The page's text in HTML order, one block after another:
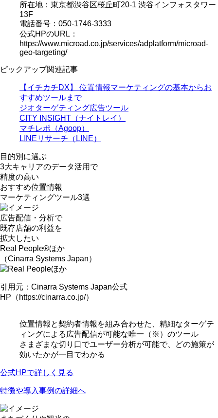
所在地：東京都渋谷区桜丘町20-1 渋谷インフォスタワー
13F
電話番号：050-1746-3333
公式HPのURL：
https://www.microad.co.jp/services/adplatform/microad-
geo-targeting/
ピックアップ関連記事
【イチカチDX】 位置情報マーケティングの基本からお
すすめツールまで
ジオターゲティング広告ツール
CITY INSIGHT（ナイトレイ）
マチレポ（Agoop）
LINEリサーチ（LINE）
目的別に選ぶ
3大キャリアのデータ活用で
精度の高い
おすすめ位置情報
マーケティングツール3選
広告配信・分析で
既存店舗の利益を
拡大 したい
Real People®ほか
（Cinarra Systems Japan）
引用元：Cinarra Systems Japan公式
HP（https://cinarra.co.jp/）
位置情報と契約者情報を組み合わせた、精細なターゲテ
ィングによる広告配信が可能な唯一（※）のツール
さまざまな切り口でユーザー分析が可能で、どの施策が
効いたかが一目でわかる
公式HPで詳しく見る
特徴や導入事例の詳細へ